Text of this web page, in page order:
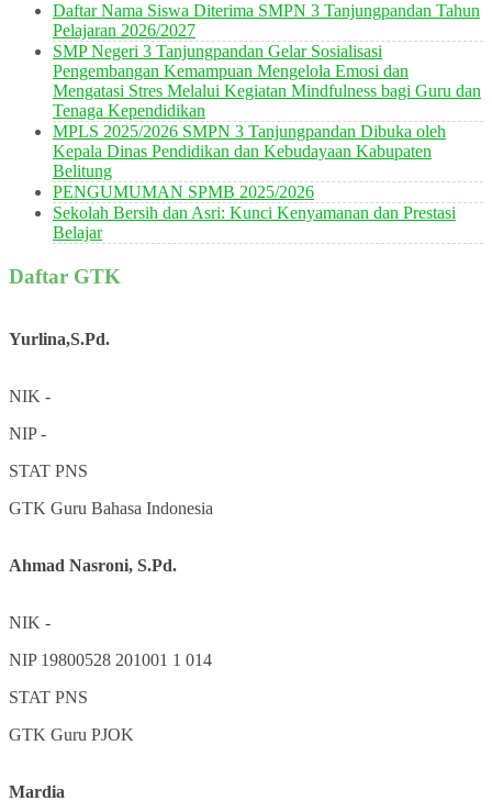
Daftar Nama Siswa Diterima SMPN 3 Tanjungpandan Tahun
Pelajaran 2026/2027
SMP Negeri 3 Tanjungpandan Gelar Sosialisasi
Pengembangan Kemampuan Mengelola Emosi dan
Mengatasi Stres Melalui Kegiatan Mindfulness bagi Guru dan
Tenaga Kependidikan
MPLS 2025/2026 SMPN 3 Tanjungpandan Dibuka oleh
Kepala Dinas Pendidikan dan Kebudayaan Kabupaten
Belitung
PENGUMUMAN SPMB 2025/2026
Sekolah Bersih dan Asri: Kunci Kenyamanan dan Prestasi
Belajar
Daftar GTK
Yurlina,S.Pd.
NIK -
NIP-
STAT PNS
GTK Guru Bahasa Indonesia
Ahmad Nasroni, S.Pd.
NIK -
NIP 19800528 201001 1 014
STAT PNS
GTK Guru PJOK
Mardia